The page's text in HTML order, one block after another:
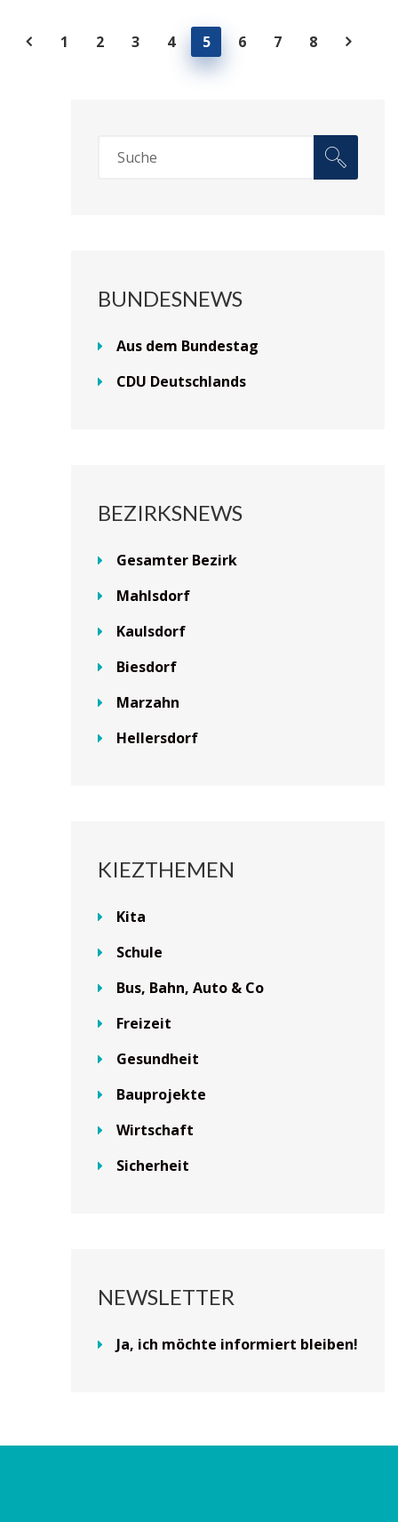
1 2 3 4 5 6 7 8
BUNDESNEWS
Aus dem Bundestag
CDU Deutschlands
BEZIRKSNEWS
Gesamter Bezirk
Mahlsdorf
Kaulsdorf
Biesdorf
Marzahn
Hellersdorf
KIEZTHEMEN
Kita
Schule
Bus, Bahn, Auto & Co
Freizeit
Gesundheit
Bauprojekte
Wirtschaft
Sicherheit
NEWSLETTER
Ja, ich möchte informiert bleiben!